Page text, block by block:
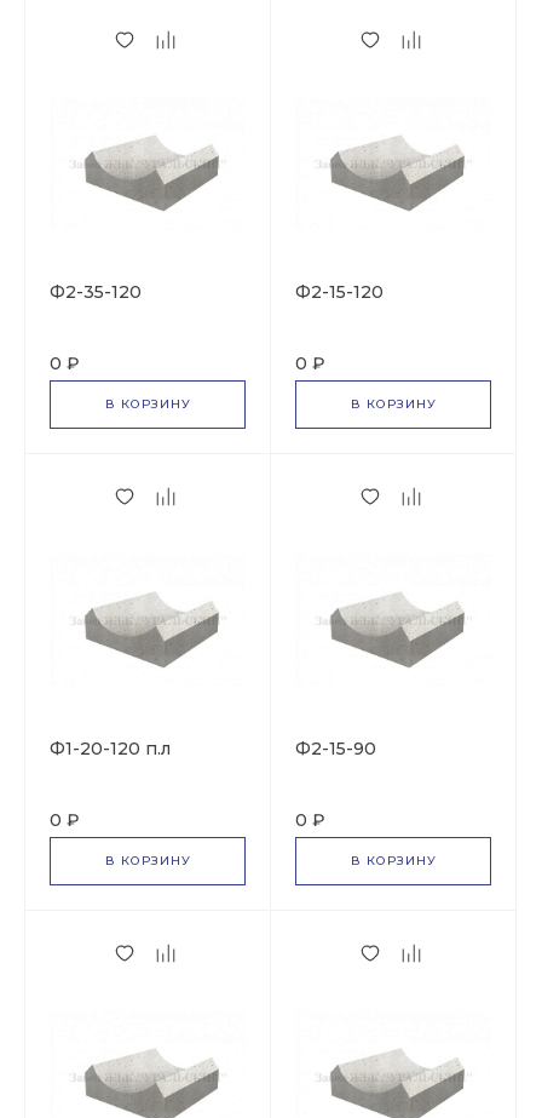
Ф2-35-120
0 ₽
В КОРЗИНУ
Ф2-15-120
0 ₽
В КОРЗИНУ
Ф1-20-120 п.л
0 ₽
В КОРЗИНУ
Ф2-15-90
0 ₽
В КОРЗИНУ